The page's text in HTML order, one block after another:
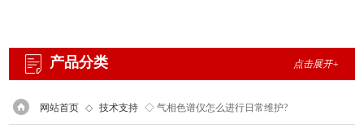
产品分类 点击展开+
网站首页 ◇ 技术支持 ◇ 气相色谱仪怎么进行日常维护?